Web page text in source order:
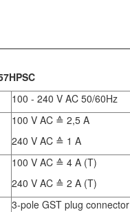
100 - 240 V AC 50/60Hz
100 V AC ≙ 2,5 A
240 V AC ≙ 1 A
100 V AC ≙ 4 A (T)
240 V AC ≙ 2 A (T)
3-pole GST plug connector